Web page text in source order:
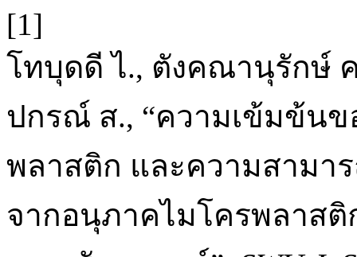
[1]
โทบุดดี ไ., ตังคณานุรักษ์ ค
ปกรณ์ ส., “ความเข้มข้น
พลาสติก และความสามา
จากอนุภาคไมโครพลาส